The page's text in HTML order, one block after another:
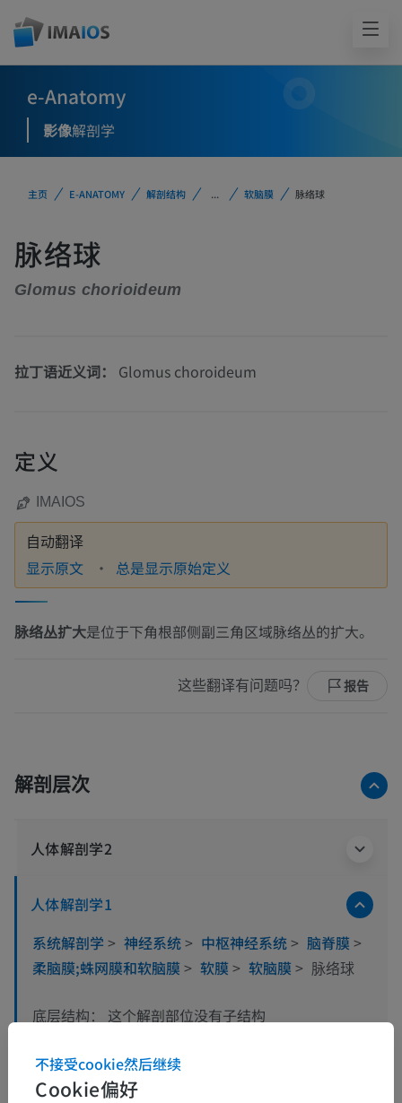
e-Anatomy
影像解剖学
主页 E-ANATOMY 解剖结构 ... 软脑膜 脉络球
脉络球
Glomus chorioideum
拉丁语近义词： Glomus choroideum
定义
IMAIOS
自动翻译
显示原文 总是显示原始定义
脉络丛扩大是位于下角根部侧副三角区域脉络丛的扩大。
这些翻译有问题吗？ 报告
解剖层次
人体解剖学2
人体解剖学1
系统解剖学 > 神经系统> 中枢神经系统> 脑脊膜>
柔脑膜;蛛网膜和软脑膜> 软膜> 软脑膜> 脉络球
底层结构： 这个解剖部位没有子结构
人体神经解剖学
Cookie偏好
不接受cookie然后继续